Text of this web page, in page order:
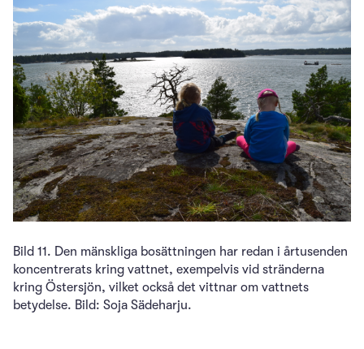
Bild 11. Den mänskliga bosättningen har redan i årtusenden
koncentrerats kring vattnet, exempelvis vid stränderna
kring Östersjön, vilket också det vittnar om vattnets
betydelse. Bild: Soja Sädeharju.